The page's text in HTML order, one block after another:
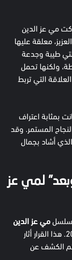
مي عز الدين
معلقة عليها
طيبة وجدعة
ولكنها تحمل
التي تربط
بمثابة اعتراف
المستمر. وقد
أشاد بجمال
لمي عز
مي عز الدين
الجديد “قبل وبعد” من سباق دراما رمضان 2026. هذا القرار أثار
الكشف عن